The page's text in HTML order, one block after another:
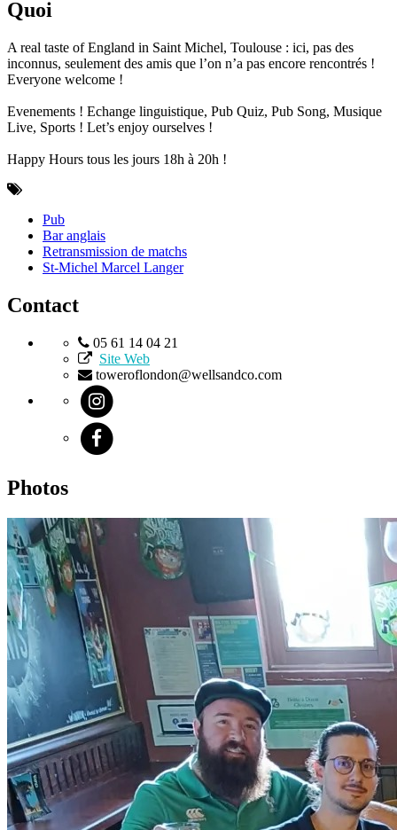
Quoi
A real taste of England in Saint Michel, Toulouse : ici, pas des
inconnus, seulement des amis que l’on n’a pas encore rencontrés !
Everyone welcome !
Evenements ! Echange linguistique, Pub Quiz, Pub Song, Musique
Live, Sports ! Let’s enjoy ourselves !
Happy Hours tous les jours 18h à 20h !
Pub
Bar anglais
Retransmission de matchs
St-Michel Marcel Langer
Contact
05 61 14 04 21
Site Web
toweroflondon@wellsandco.com
Photos